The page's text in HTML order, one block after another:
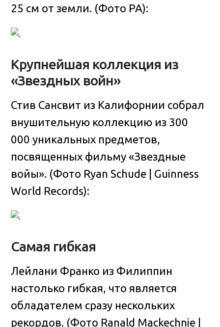
25 см от земли. (Фото PA):
Крупнейшая коллекция из
«Звездных войн»
Стив Сансвит из Калифорнии собрал
внушительную коллекцию из 300
000 уникальных предметов,
посвященных фильму «Звездные
войы». (Фото Ryan Schude | Guinness
World Records):
Самая гибкая
Лейлани Франко из Филиппин
настолько гибкая, что является
обладателем сразу нескольких
рекордов. (Фото Ranald Mackechnie |